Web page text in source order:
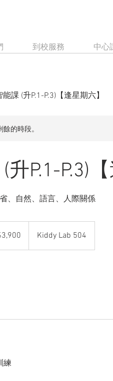
到校服務 中心
課 (升P.1-P.3)【逢星期六】
的時段。
P.1-P.3)
、自然、語言、人際關係
Kiddy Lab 504
練